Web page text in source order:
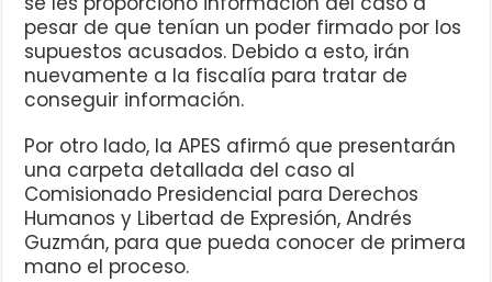
pesar de que tenían un poder firmado por los
supuestos acusados. Debido a esto, irán
nuevamente a la fiscalía para tratar de
conseguir información.
Por otro lado, la APES afirmó que presentarán
una carpeta detallada del caso al
Comisionado Presidencial para Derechos
Humanos y Libertad de Expresión, Andrés
Guzmán, para que pueda conocer de primera
mano el proceso.